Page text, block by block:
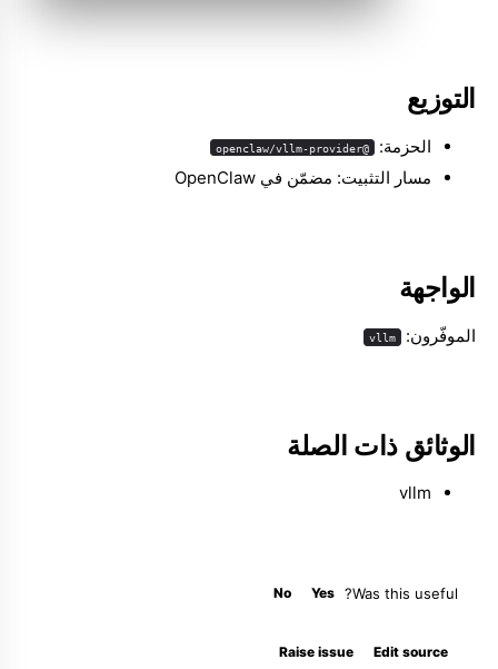
التوزيع
الحزمة: @openclaw/vllm-provider
مسار التثبيت: مضمّن في OpenClaw
الواجهة
الموفّرون: vllm
الوثائق ذات الصلة
vllm
Was this useful?
Yes
No
Edit source
Raise issue